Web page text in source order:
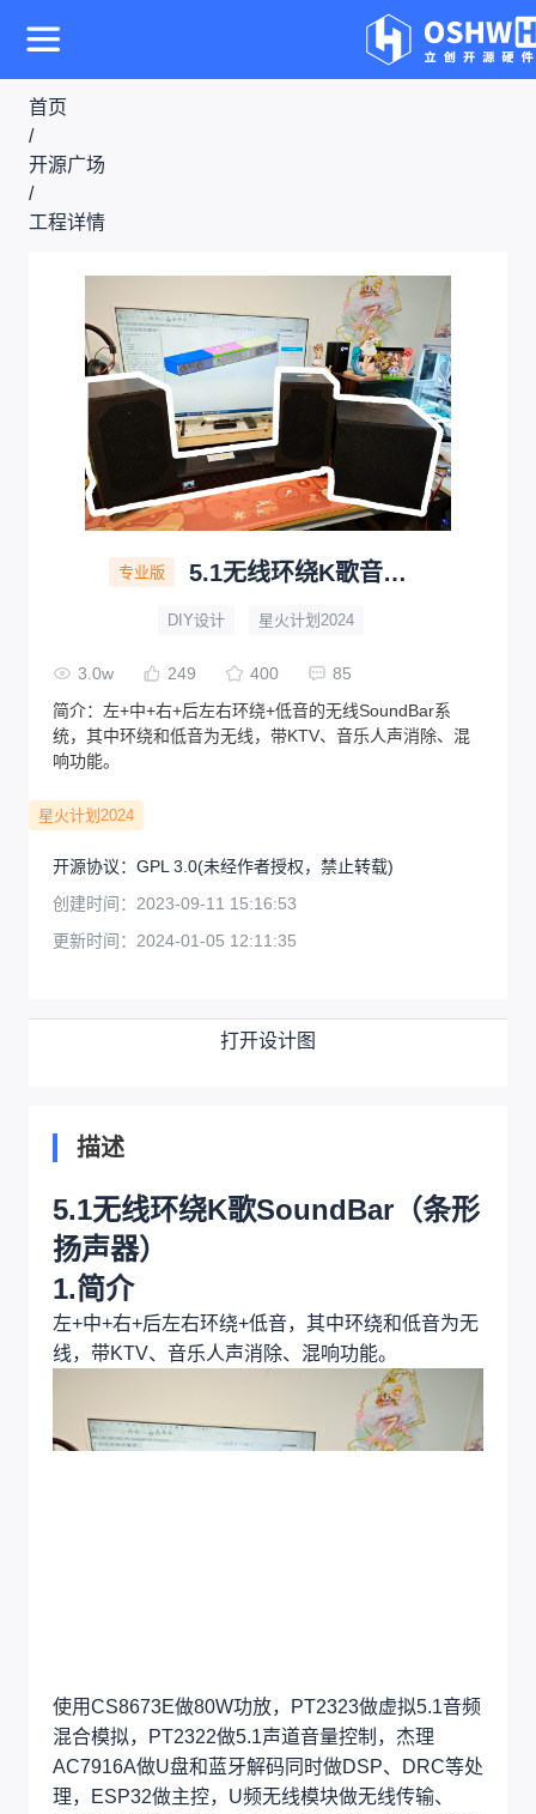
首页
/
开源广场
/
工程详情
专业版 5.1无线环绕K歌音响SoundBar
DIY设计 星火计划2024
3.0w 249 400
85
简介： 左+中+右+后左右环绕+低音的无线SoundBar系
统，其中环绕和低音为无线，带KTV、音乐人声消除、混
响功能。
星火计划2024
开源协议： GPL 3.0(未经作者授权，禁止转载)
创建时间： 2023-09-11 15:16:53
更新时间： 2024-01-05 12:11:35
打开设计图
描述
5.1无线环绕K歌SoundBar（条形
扬声器）
1.简介
左+中+右+后左右环绕+低音，其中环绕和低音为无
线，带KTV、音乐人声消除、混响功能。
使用CS8673E做80W功放，PT2323做虚拟5.1音频
混合模拟，PT2322做5.1声道音量控制，杰理
AC7916A做U盘和蓝牙解码同时做DSP、DRC等处
理，ESP32做主控，U频无线模块做无线传输、